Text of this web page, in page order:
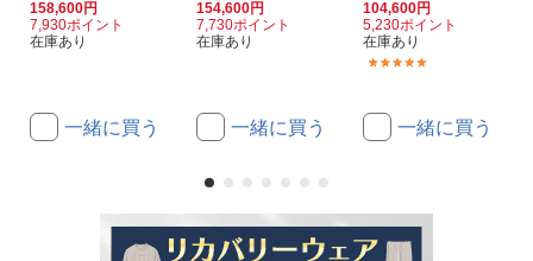
158,600円
7,930ポイント
在庫あり
一緒に買う
154,600円
7,730ポイント
在庫あり
一緒に買う
104,600円
5,230ポイント
在庫あり
一緒に買う